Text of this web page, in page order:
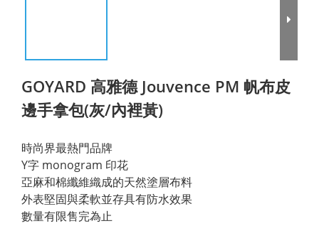
GOYARD 高雅德 Jouvence PM 帆布皮
邊手拿包(灰/內裡黃)
時尚界最熱門品牌
Y字 monogram 印花
亞麻和棉纖維織成的天然塗層布料
外表堅固與柔軟並存具有防水效果
數量有限售完為止